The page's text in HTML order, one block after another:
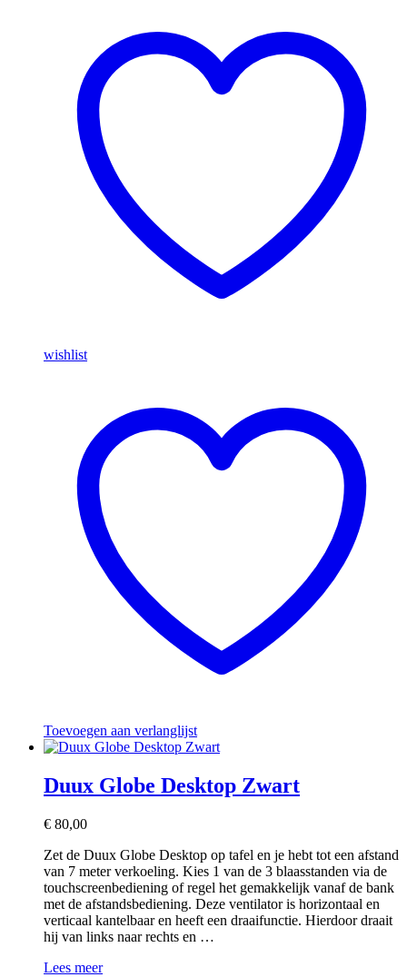
wishlist
Toevoegen aan verlanglijst
Duux Globe Desktop Zwart
€ 80,00
Zet de Duux Globe Desktop op tafel en je hebt tot een afstand
van 7 meter verkoeling. Kies 1 van de 3 blaasstanden via de
touchscreenbediening of regel het gemakkelijk vanaf de bank
met de afstandsbediening. Deze ventilator is horizontaal en
verticaal kantelbaar en heeft een draaifunctie. Hierdoor draait
hij van links naar rechts en …
Duux
Lees meer